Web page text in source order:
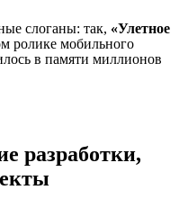
слоганы: так, «Улетное
ролике мобильного
в памяти миллионов
разработки,